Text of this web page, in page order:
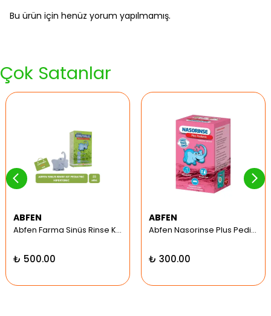
Bu ürün için henüz yorum yapılmamış.
Çok Satanlar
ABFEN
Abfen Farma Sinüs Rinse Kit Pediatrik Hipertonic
₺ 500.00
ABFEN
Abfen Nasorinse Plus Pediatrik Burun Yıkama Kiti
₺ 300.00